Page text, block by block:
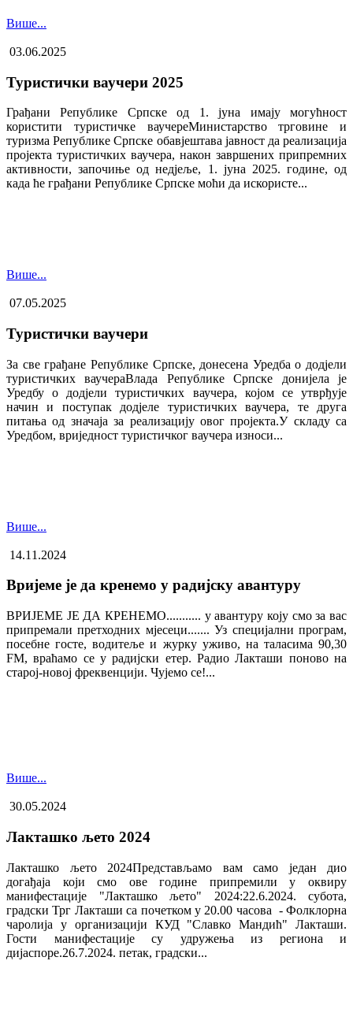
Више...
03.06.2025
Туристички ваучери 2025
Грађани Републике Српске од 1. јуна имају могућност
користити туристичке ваучере​Министарство трговине и
туризма Републике Српске обавјештава јавност да реализација
пројекта туристичких ваучера, након завршених припремних
активности, започиње од недјеље, 1. јуна 2025. године, од
када ће грађани Републике Српске моћи да искористе...
Више...
07.05.2025
Туристички ваучери
За све грађане Републике Српске, донесена Уредба о додјели
туристичких ваучера​Влада Републике Српске донијела је
Уредбу о додјели туристичких ваучера, којом се утврђује
начин и поступак додјеле туристичких ваучера, те друга
питања од значаја за реализацију овог пројекта.У складу са
Уредбом, вриједност туристичког ваучера износи...
Више...
14.11.2024
Вријеме је да кренемо у радијску авантуру
ВРИЈЕМЕ ЈЕ ДА КРЕНЕМО........... у авантуру коју смо за вас
припремали претходних мјесеци....... Уз специјални програм,
посебне госте, водитеље и журку уживо, на таласима 90,30
FM, враћамо се у радијски етер. Радио Лакташи поново на
старој-новој фреквенцији. Чујемо се!...
Више...
30.05.2024
Лакташко љето 2024
Лакташко љето 2024Представљамо вам само један дио
догађаја који смо ове године припремили у оквиру
манифестације "Лакташко љето" 2024:22.6.2024. субота,
градски Трг Лакташи са почетком у 20.00 часова - Фолклорна
чаролија у организацији КУД "Славко Мандић" Лакташи.
Гости манифестације су удружења из региона и
дијаспоре.26.7.2024. петак, градски...